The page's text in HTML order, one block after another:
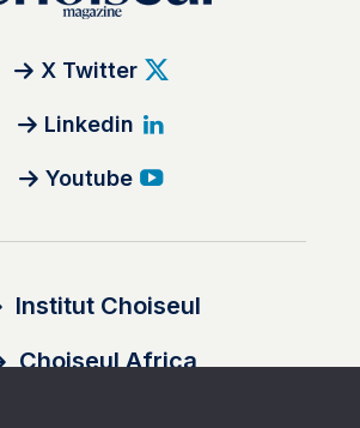
X Twitter
Linkedin
Youtube
Institut Choiseul
Choiseul Africa